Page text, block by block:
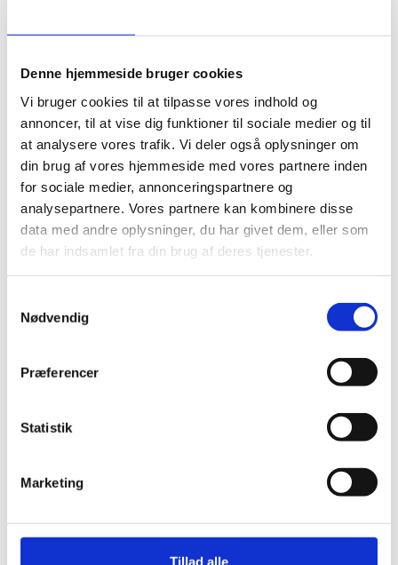
Denne hjemmeside bruger cookies
Vi bruger cookies til at tilpasse vores indhold og
annoncer, til at vise dig funktioner til sociale medier og til
at analysere vores trafik. Vi deler også oplysninger om
din brug af vores hjemmeside med vores partnere inden
for sociale medier, annonceringspartnere og
analysepartnere. Vores partnere kan kombinere disse
data med andre oplysninger, du har givet dem, eller som
de har indsamlet fra din brug af deres tjenester.
Nødvendig
Præferencer
Statistik
Marketing
Tillad alle